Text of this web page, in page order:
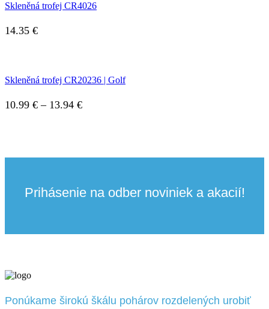
range:
Skleněná trofej CR4026
14.35 €
Skleněná trofej CR20236 | Golf
10.99 € – 13.94 €Price
through
Prihásenie na odber noviniek a akacií!
Ponúkame širokú škálu pohárov rozdelených urobiť